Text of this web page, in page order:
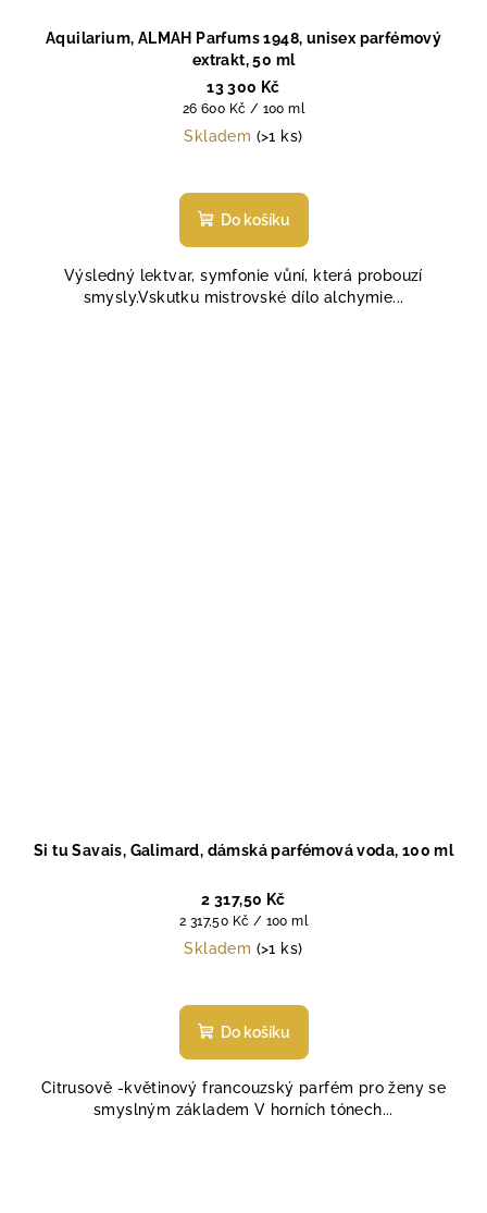
Aquilarium, ALMAH Parfums 1948, unisex parfémový
extrakt, 50 ml
13 300 Kč
Měrná
cena:
26 600 Kč / 100 ml
Skladem (>1 ks)
Do košíku
Výsledný lektvar, symfonie vůní, která probouzí
smysly.Vskutku mistrovské dílo alchymie...
Si tu Savais, Galimard, dámská parfémová voda, 100 ml
2 317,50 Kč
Měrná
cena:
2 317,50 Kč / 100 ml
Skladem (>1 ks)
hodnocení
produktu
z
5
Do košíku
Citrusově -květinový francouzský parfém pro ženy se
smyslným základem V horních tónech...